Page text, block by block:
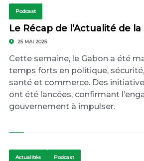
Podcast
Le Récap de l’Actualité de
25 MAI 2025
Cette semaine, le Gabon a été
temps forts en politique,
santé et commerce. Des
ont été lancées, confirmant
gouvernement à impulser.
Actualités Podcast